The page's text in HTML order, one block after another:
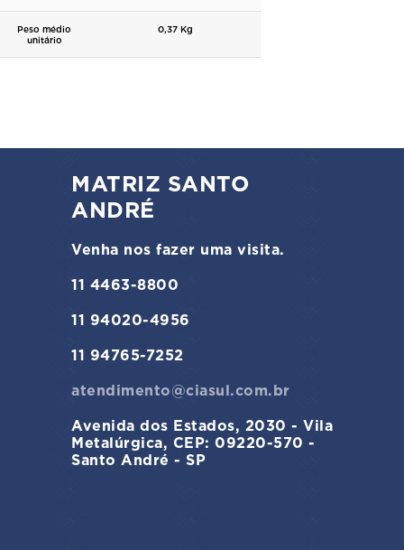
Peso médio
unitário
0,37 Kg
MATRIZ SANTO
ANDRÉ
Venha nos fazer uma visita.
11 4463-8800
11 94020-4956
11 94765-7252
atendimento@ciasul.com.br
Avenida dos Estados, 2030 - Vila
Metalúrgica, CEP: 09220-570 -
Santo André - SP